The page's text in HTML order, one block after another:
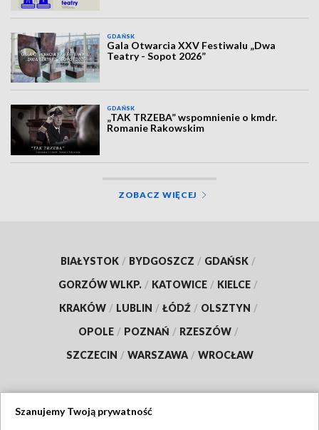
GDAŃSK
Gala Otwarcia XXV Festiwalu „Dwa
Teatry - Sopot 2026”
GDAŃSK
„TAK TRZEBA” wspomnienie o kmdr.
Romanie Rakowskim
ZOBACZ WIĘCEJ
BIAŁYSTOK / BYDGOSZCZ / GDAŃSK /
GORZÓW WLKP. / KATOWICE / KIELCE /
KRAKÓW / LUBLIN / ŁÓDŹ / OLSZTYN /
OPOLE / POZNAŃ / RZESZÓW /
SZCZECIN / WARSZAWA / WROCŁAW
Szanujemy Twoją prywatność